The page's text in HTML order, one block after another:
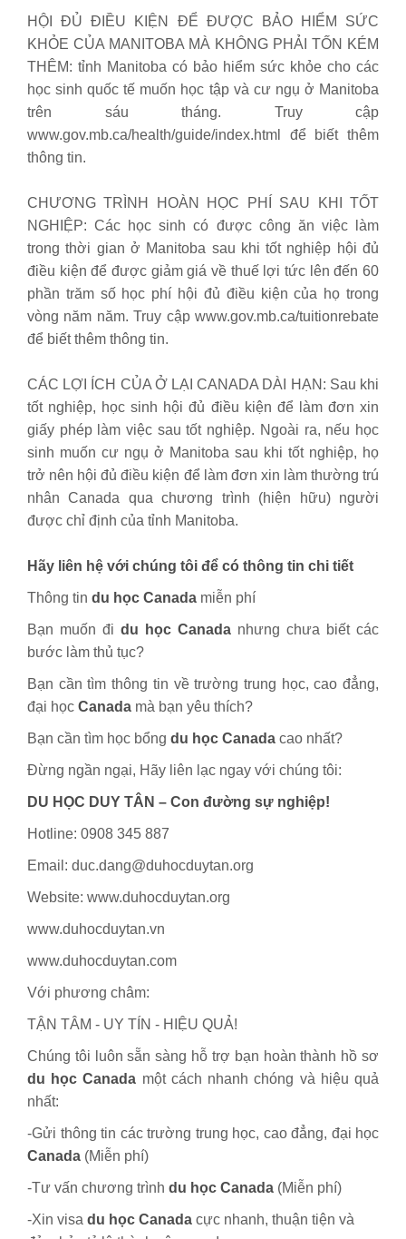
HỘI ĐỦ ĐIỀU KIỆN ĐỂ ĐƯỢC BẢO HIỂM SỨC
KHỎE CỦA MANITOBA MÀ KHÔNG PHẢI TỐN KÉM
THÊM: tỉnh Manitoba có bảo hiểm sức khỏe cho các
học sinh quốc tế muốn học tập và cư ngụ ở Manitoba
trên sáu tháng. Truy cập
www.gov.mb.ca/health/guide/index.html để biết thêm
thông tin.
CHƯƠNG TRÌNH HOÀN HỌC PHÍ SAU KHI TỐT
NGHIỆP: Các học sinh có được công ăn việc làm
trong thời gian ở Manitoba sau khi tốt nghiệp hội đủ
điều kiện để được giảm giá về thuế lợi tức lên đến 60
phần trăm số học phí hội đủ điều kiện của họ trong
vòng năm năm. Truy cập www.gov.mb.ca/tuitionrebate
để biết thêm thông tin.
CÁC LỢI ÍCH CỦA Ở LẠI CANADA DÀI HẠN: Sau khi
tốt nghiệp, học sinh hội đủ điều kiện để làm đơn xin
giấy phép làm việc sau tốt nghiệp. Ngoài ra, nếu học
sinh muốn cư ngụ ở Manitoba sau khi tốt nghiệp, họ
trở nên hội đủ điều kiện để làm đơn xin làm thường trú
nhân Canada qua chương trình (hiện hữu) người
được chỉ định của tỉnh Manitoba.
Hãy liên hệ với chúng tôi để có thông tin chi tiết
Thông tin du học Canada miễn phí
Bạn muốn đi du học Canada nhưng chưa biết các
bước làm thủ tục?
Bạn cần tìm thông tin về trường trung học, cao đẳng,
đại học Canada mà bạn yêu thích?
Bạn cần tìm học bổng du học Canada cao nhất?
Đừng ngần ngại, Hãy liên lạc ngay với chúng tôi:
DU HỌC DUY TÂN – Con đường sự nghiệp!
Hotline: 0908 345 887
Email: duc.dang@duhocduytan.org
Website: www.duhocduytan.org
www.duhocduytan.vn
www.duhocduytan.com
Với phương châm:
TẬN TÂM - UY TÍN - HIỆU QUẢ!
Chúng tôi luôn sẵn sàng hỗ trợ bạn hoàn thành hồ sơ
du học Canada một cách nhanh chóng và hiệu quả
nhất:
-Gửi thông tin các trường trung học, cao đẳng, đại học
Canada (Miễn phí)
-Tư vấn chương trình du học Canada (Miễn phí)
-Xin visa du học Canada cực nhanh, thuận tiện và